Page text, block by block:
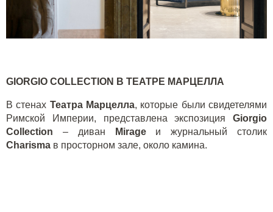
GIORGIO COLLECTION В ТЕАТРЕ МАРЦЕЛЛА
В стенах Театра Марцелла, которые были свидетелями
Римской Империи, представлена экспозиция Giorgio
Collection
– диван Mirage
и журнальный столик
Charisma в просторном зале, около камина.